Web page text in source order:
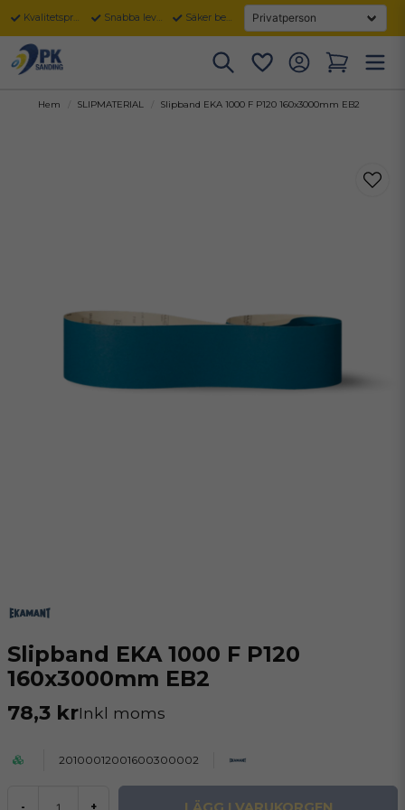
Kvalitetsprodukter Snabba leveranser Säker betalning
Hem SLIPMATERIAL Slipband EKA 1000 F P120 160x3000mm EB2
Slipband EKA 1000 F P120
160x3000mm EB2
78,3 krInkl moms
20100012001600300002
- +